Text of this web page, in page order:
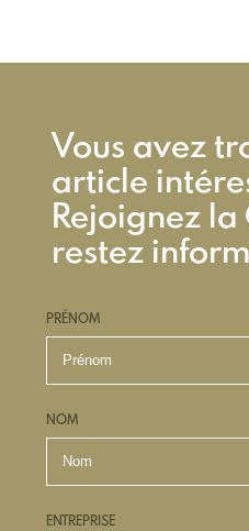
Vous avez
article
Rejoignez la
restez
PRÉNOM
NOM
ENTREPRISE